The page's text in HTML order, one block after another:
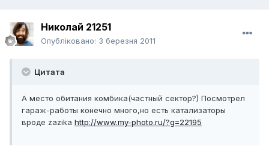
Николай 21251
Опубліковано: 3 березня 2011
Цитата
А место обитания комбика(частный сектор?) Посмотрел
гараж-работы конечно много,но есть катализаторы
вроде zazika http://www.my-photo.ru/?g=22195